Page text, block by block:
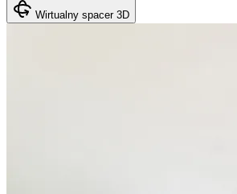
Wirtualny spacer 3D